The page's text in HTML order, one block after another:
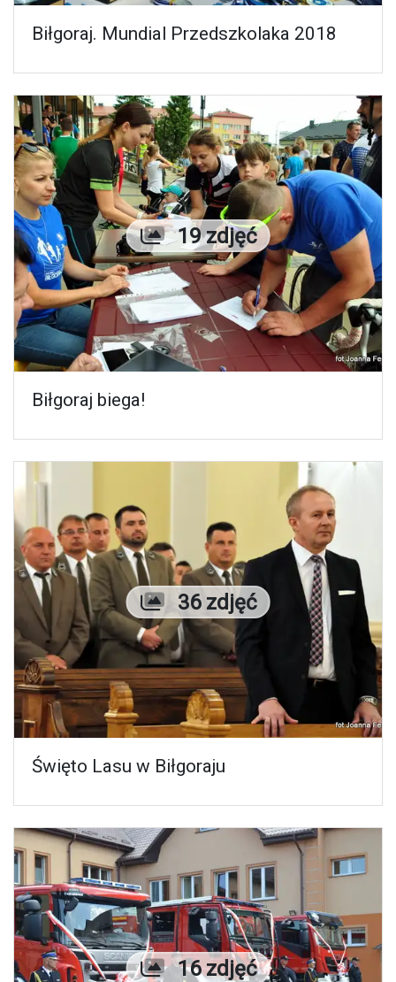
Biłgoraj. Mundial Przedszkolaka 2018
Liczba zdjęć
19 zdjęć
Biłgoraj biega!
Liczba zdjęć
36 zdjęć
Święto Lasu w Biłgoraju
Liczba zdjęć
16 zdjęć